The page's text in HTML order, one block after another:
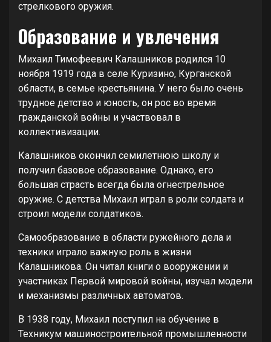
стрелкового оружия.
Образование и увлечения
Михаил Тимофеевич Калашников родился 10
ноября 1919 года в селе Куризино, Курганской
области, в семье крестьянина. У него было очень
трудное детство и юность, он рос во время
гражданской войны и участвовал в
коллективизации.
Калашников окончил семилетнюю школу и
получил базовое образование. Однако, его
большая страсть всегда была огнестрельное
оружие. С детства Михаил играл в роли солдата и
строил модели солдатиков.
Самообразование в области ружейного дела и
техники играло важную роль в жизни
Калашникова. Он читал книги о вооружении и
участниках Первой мировой войны, изучал модели
и механизмы различных автоматов.
В 1938 году, Михаил поступил на обучение в
Техникум машиностроительной промышленности